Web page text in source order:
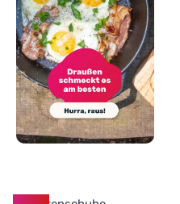
Salomon X Ultra Tracker